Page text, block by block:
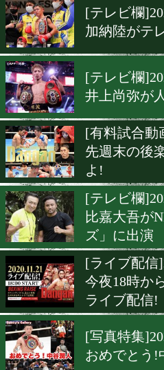
集2」
[告知
東京ネ
[テレビ
加納陸
[テレビ
井上尚
[有料試
先週末
よ!